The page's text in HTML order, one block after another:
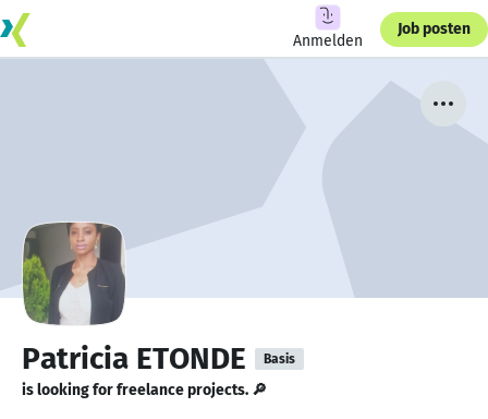
Anmelden
Job posten
Patricia ETONDE Basis
is looking for freelance projects. 🔎